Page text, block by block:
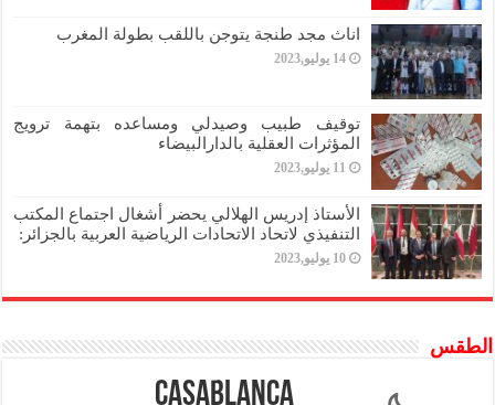
اناث مجد طنجة يتوجن باللقب بطولة المغرب
14 يوليو,2023
توقيف طبيب وصيدلي ومساعده بتهمة ترويج
المؤثرات العقلية بالدارالبيضاء
11 يوليو,2023
الأستاذ إدريس الهلالي يحضر أشغال اجتماع المكتب
التنفيذي لاتحاد الاتحادات الرياضية العربية بالجزائر:
10 يوليو,2023
الطقس
Casablanca